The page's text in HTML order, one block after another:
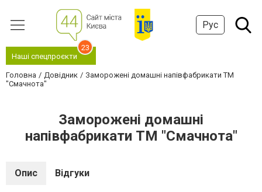
Рус
Наші спецпроєкти
23
Головна Довідник
Заморожені домашні напівфабрикати ТМ
"Смачнота"
Заморожені домашні
напівфабрикати ТМ "Смачнота"
Опис Відгуки